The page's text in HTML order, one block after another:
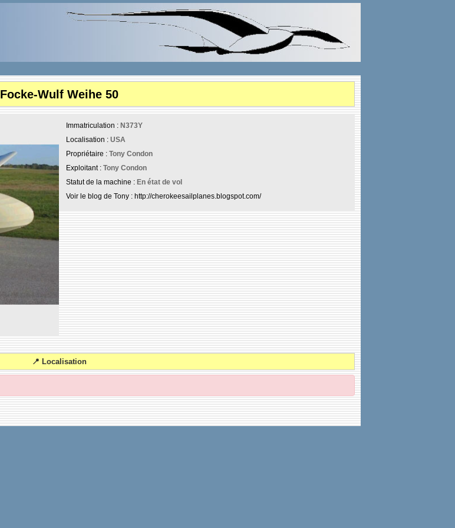
Focke-Wulf Weihe 50
Immatriculation : N373Y
Localisation : USA
Propriétaire : Tony Condon
Exploitant : Tony Condon
Statut de la machine : En état de vol
Voir le blog de Tony : http://cherokeesailplanes.blogspot.com/
📍 Localisation